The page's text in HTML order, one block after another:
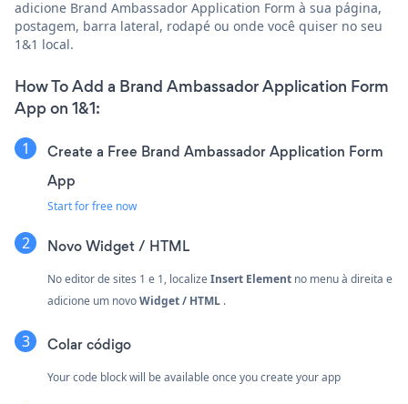
adicione Brand Ambassador Application Form à sua página,
postagem, barra lateral, rodapé ou onde você quiser no seu
1&1 local.
How To Add a Brand Ambassador Application Form
App on 1&1:
Create a Free Brand Ambassador Application Form
App
Start for free now
NovoWidget / HTML
No editor de sites 1 e 1, localizeInsert Element no menu à direita e
adicione um novoWidget / HTML .
Colar código
Your code block will be available once you create your app